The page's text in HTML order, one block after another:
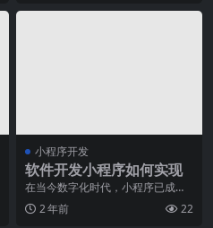
小程序开发
软件开发小程序如何实现
在当今数字化时代，小程序已成为
人们生活中不可或缺的一部分。小
程序是一种轻量级应用
2 年前 22